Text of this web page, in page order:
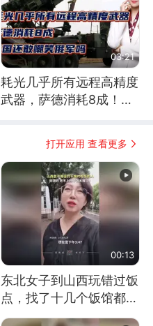
03:21
耗光几乎所有远程高精度
武器，萨德消耗8成！美
打开应用 查看更多
00:13
东北女子到山西玩错过饭
点，找了十几个饭馆都没
开门：午休到几点